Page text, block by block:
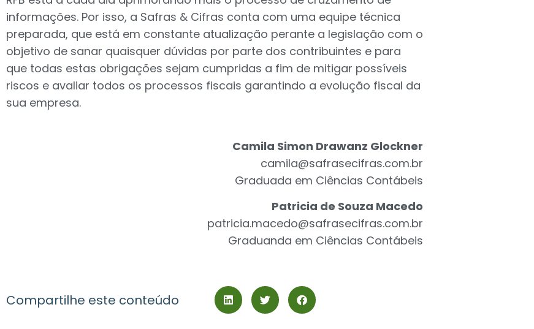
informações. Por isso, a Safras & Cifras conta com uma equipe técnica
preparada, que está em constante atualização perante a legislação com o
objetivo de sanar quaisquer dúvidas por parte dos contribuintes e para
que todas estas obrigações sejam cumpridas a fim de mitigar possíveis
riscos e avaliar todos os processos fiscais garantindo a evolução fiscal da
sua empresa.
Camila Simon Drawanz Glockner
camila@safrasecifras.com.br
Graduada em Ciências Contábeis
Patricia de Souza Macedo
patricia.macedo@safrasecifras.com.br
Graduanda em Ciências Contábeis
Compartilhe este conteúdo